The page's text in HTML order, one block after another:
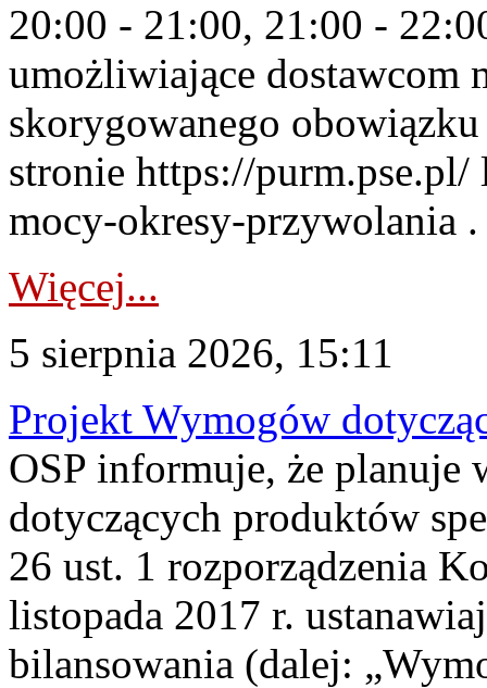
20:00 - 21:00, 21:00 -
umożliwiające dostawcom
skorygowanego
stronie https://
mocy-okresy-przywolania
Więcej...
5 sierpnia 2026, 15:11
Projekt Wymogów
OSP informuje, że planuje
dotyczących produktów
26 ust. 1 rozporządzenia
listopada 2017 r.
bilansowania (dalej: